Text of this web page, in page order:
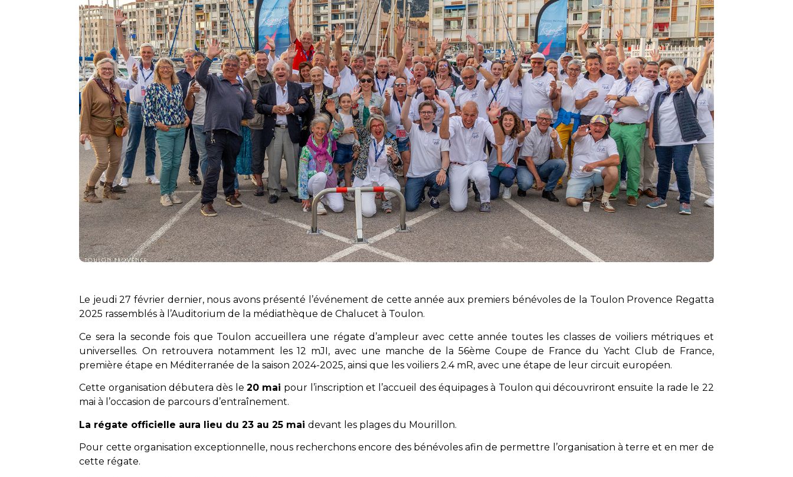
Le jeudi 27 février dernier, nous avons présenté l’événement de cette année aux premiers bénévoles de la Toulon Provence Regatta
2025 rassemblés à l’Auditorium de la médiathèque de Chalucet à Toulon.
Ce sera la seconde fois que Toulon accueillera une régate d’ampleur avec cette année toutes les classes de voiliers métriques et
universelles. On retrouvera notamment les 12 mJI, avec une manche de la 56ème Coupe de France du Yacht Club de France,
première étape en Méditerranée de la saison 2024-2025, ainsi que les voiliers 2.4 mR, avec une étape de leur circuit européen.
Cette organisation débutera dès le 20 mai pour l’inscription et l’accueil des équipages à Toulon qui découvriront ensuite la rade le 22
mai à l’occasion de parcours d’entraînement.
La régate officielle aura lieu du 23 au 25 maidevant les plages du Mourillon.
Pour cette organisation exceptionnelle, nous recherchons encore des bénévoles afin de permettre l’organisation à terre et en mer de
cette régate.